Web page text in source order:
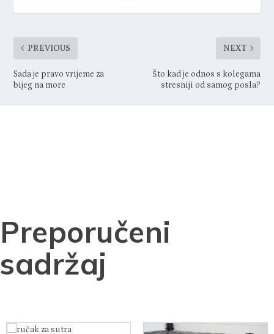
PREVIOUS
Sada je pravo vrijeme za
bijeg na more
NEXT
Što kad je odnos s kolegama
stresniji od samog posla?
Preporučeni
sadržaj